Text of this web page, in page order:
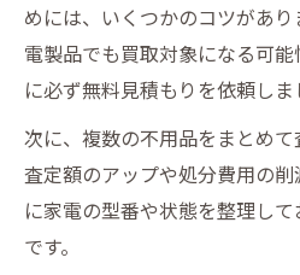
めには、いくつかのコツがあ
電製品でも買取対象になる可
に必ず無料見積もりを依頼しま
次に、複数の不用品をまとめて
査定額のアップや処分費用の
に家電の型番や状態を整理し
です。